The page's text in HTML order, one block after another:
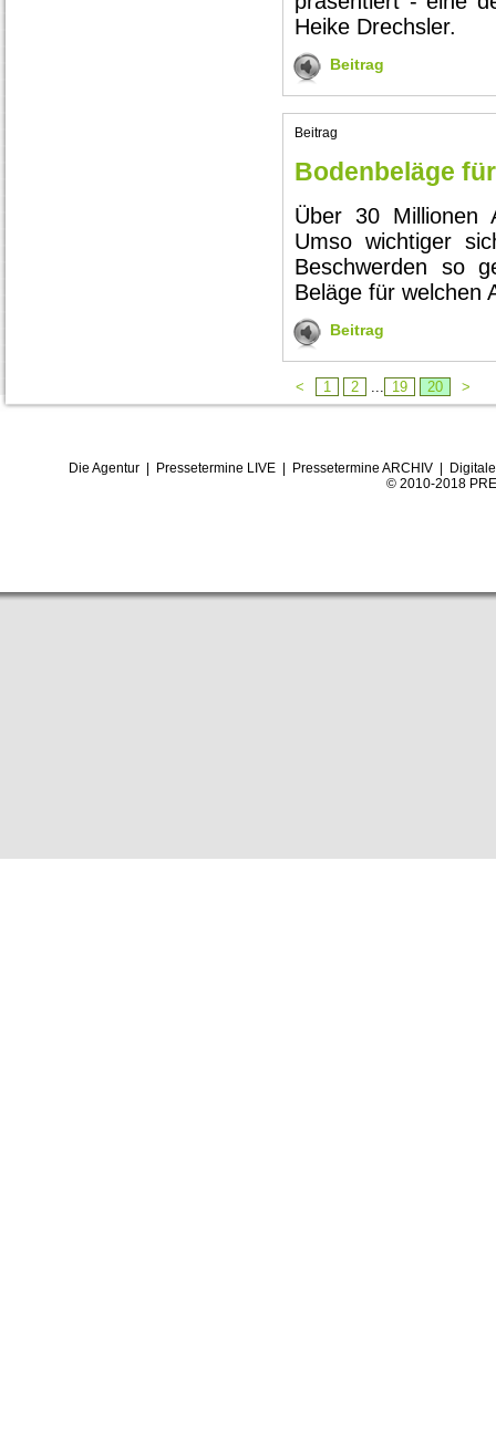
Heike Drechsler.
Beitrag
Beitrag
Bodenbeläge
Über 30 Millionen
Umso wichtiger
Beschwerden so
Beläge für welchen
Beitrag
< 1 2 ... 19 20 >
Die Agentur| Pressetermine LIVE| Pressetermine ARCHIV|
© 2010-2018